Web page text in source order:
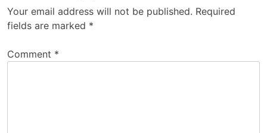
Your email address will not be published. Required
fields are marked *
Comment *